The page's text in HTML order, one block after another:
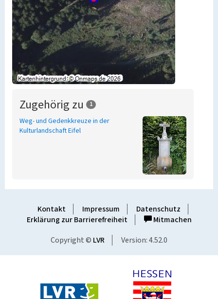
Zugehörig zu 1
Weg- und Gedenkkreuze in der
Kulturlandschaft Eifel
Kontakt Impressum
Datenschutz
Erklärung zur Barrierefreiheit
Mitmachen
Copyright © LVR Version: 4.52.0